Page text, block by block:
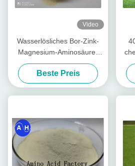
Video
Wasserlösliches Bor-Zink-
Magnesium-Aminosäure-
Chelate pulverisieren frei
Beste Preis